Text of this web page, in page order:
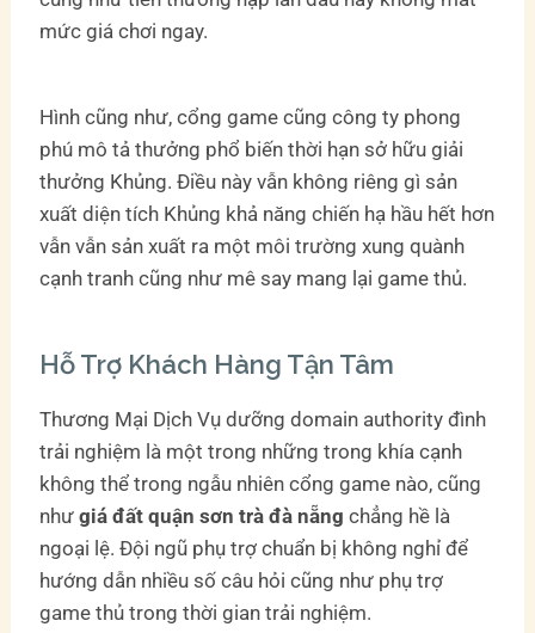
mức giá chơi ngay.
Hình cũng như, cổng game cũng công ty phong
phú mô tả thưởng phổ biến thời hạn sở hữu giải
thưởng Khủng. Điều này vẫn không riêng gì sản
xuất diện tích Khủng khả năng chiến hạ hầu hết hơn
vẫn vẫn sản xuất ra một môi trường xung quành
cạnh tranh cũng như mê say mang lại game thủ.
Hỗ Trợ Khách Hàng Tận Tâm
Thương Mại Dịch Vụ dưỡng domain authority đình
trải nghiệm là một trong những trong khía cạnh
không thể trong ngẫu nhiên cổng game nào, cũng
nhưgiá đất quận sơn trà đà nẵng chẳng hề là
ngoại lệ. Đội ngũ phụ trợ chuẩn bị không nghỉ để
hướng dẫn nhiều số câu hỏi cũng như phụ trợ
game thủ trong thời gian trải nghiệm.